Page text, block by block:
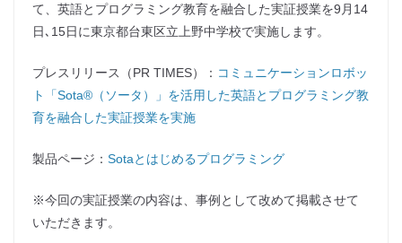
て、英語とプログラミング教育を融合した実証授業を9月14
日､15日に東京都台東区立上野中学校で実施します。
プレスリリース（PR TIMES）： コミュニケーションロボッ
ト「Sota®（ソータ）」を活用した英語とプログラミング教
育を融合した実証授業を実施
製品ページ： Sotaとはじめるプログラミング
※今回の実証授業の内容は、事例として改めて掲載させて
いただきます。